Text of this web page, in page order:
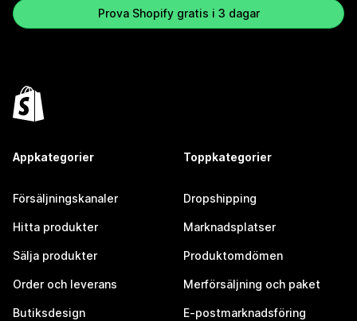
Prova Shopify gratis i 3 dagar
Appkategorier
Försäljningskanaler
Hitta produkter
Sälja produkter
Order och leverans
Butiksdesign
Toppkategorier
Dropshipping
Marknadsplatser
Produktomdömen
Merförsäljning och paket
E-postmarknadsföring